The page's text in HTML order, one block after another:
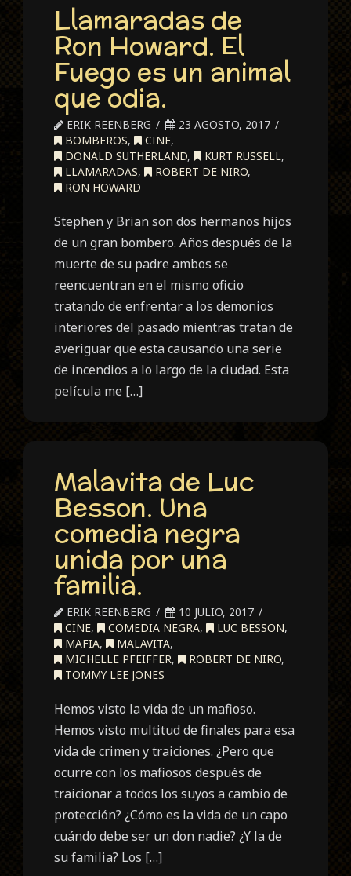
Llamaradas de
Ron Howard. El
Fuego es un animal
que odia.
ERIK REENBERG
23 AGOSTO, 2017
BOMBEROS, CINE,
DONALD SUTHERLAND, KURT RUSSELL,
LLAMARADAS, ROBERT DE NIRO,
RON HOWARD
Stephen y Brian son dos hermanos hijos
de un gran bombero. Años después de la
muerte de su padre ambos se
reencuentran en el mismo oficio
tratando de enfrentar a los demonios
interiores del pasado mientras tratan de
averiguar que esta causando una serie
de incendios a lo largo de la ciudad. Esta
película me […]
Malavita de Luc
Besson. Una
comedia negra
unida por una
familia.
ERIK REENBERG
10 JULIO, 2017
CINE, COMEDIA NEGRA, LUC BESSON,
MAFIA, MALAVITA,
MICHELLE PFEIFFER, ROBERT DE NIRO,
TOMMY LEE JONES
Hemos visto la vida de un mafioso.
Hemos visto multitud de finales para esa
vida de crimen y traiciones. ¿Pero que
ocurre con los mafiosos después de
traicionar a todos los suyos a cambio de
protección? ¿Cómo es la vida de un capo
cuándo debe ser un don nadie? ¿Y la de
su familia? Los […]